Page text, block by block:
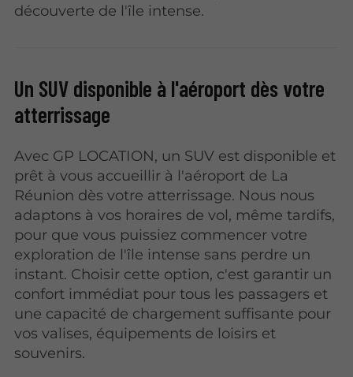
découverte de l'île intense.
Un SUV disponible à l'aéroport dès votre
atterrissage
Avec GP LOCATION, un SUV est disponible et
prêt à vous accueillir à l'aéroport de La
Réunion dès votre atterrissage. Nous nous
adaptons à vos horaires de vol, même tardifs,
pour que vous puissiez commencer votre
exploration de l'île intense sans perdre un
instant. Choisir cette option, c'est garantir un
confort immédiat pour tous les passagers et
une capacité de chargement suffisante pour
vos valises, équipements de loisirs et
souvenirs.